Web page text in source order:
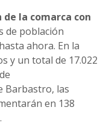
de la comarca con
de población
ahora. En la
y un total de 17.022
Barbastro, las
en 138